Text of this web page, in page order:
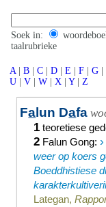
Soek in:
taalrubrieke
A | B | C | D | E | F | G |
U | V | W | X | Y | Z
Falun Dafa
1 teoretiese
2 Falun Gong:›
weer op koers
Boeddhistiese
Lategan,